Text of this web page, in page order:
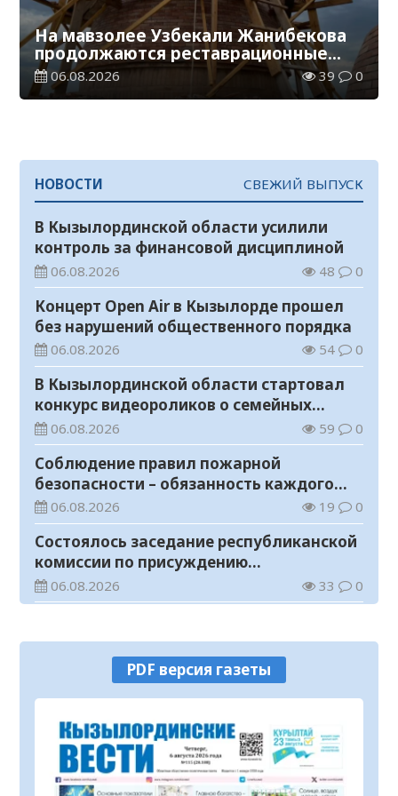
На мавзолее Узбекали Жанибекова
продолжаются реставрационные
работы
06.08.2026 39 0
НОВОСТИ СВЕЖИЙ ВЫПУСК
В Кызылординской области усилили
контроль за финансовой дисциплиной
06.08.2026 48 0
Концерт Open Air в Кызылорде прошел
без нарушений общественного порядка
06.08.2026 54 0
В Кызылординской области стартовал
конкурс видеороликов о семейных
ценностях и Конституции
06.08.2026 59 0
Соблюдение правил пожарной
безопасности – обязанность каждого
гражданина
06.08.2026 19 0
Состоялось заседание республиканской
комиссии по присуждению
образовательных грантов
06.08.2026 33 0
продолжаются реставрационные
06.08.2026
Прогноз погоды на 6 августа
06.08.2026
В Казахстане создается новая система
защиты средств ОСМС от
PDF версия газеты